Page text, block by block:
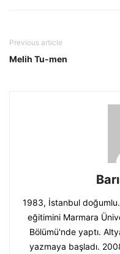
Previous article
Melih Tu-men
1983, İstanbul
eğitimini Marmara
Bölümü'nde yaptı.
yazmaya başladı.